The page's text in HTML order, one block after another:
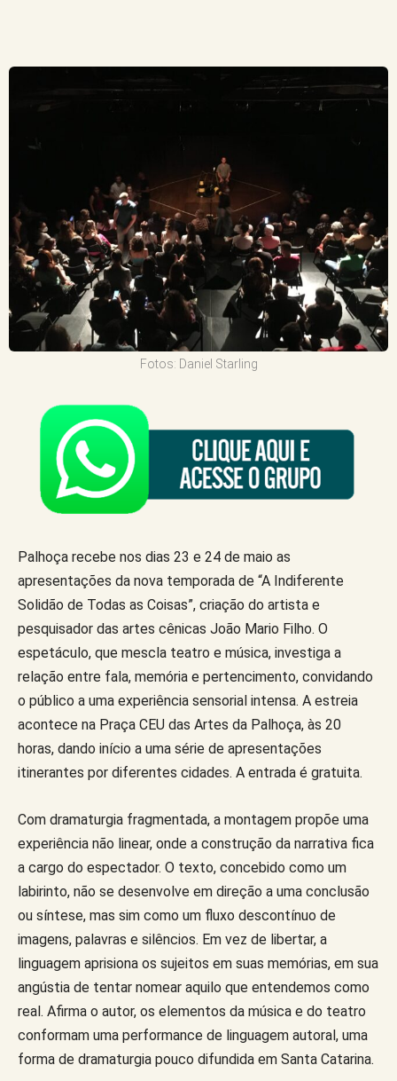
Fotos: Daniel Starling
Palhoça recebe nos dias 23 e 24 de maio as
apresentações da nova temporada de “A Indiferente
Solidão de Todas as Coisas”, criação do artista e
pesquisador das artes cênicas João Mario Filho. O
espetáculo, que mescla teatro e música, investiga a
relação entre fala, memória e pertencimento, convidando
o público a uma experiência sensorial intensa. A estreia
acontece na Praça CEU das Artes da Palhoça, às 20
horas, dando início a uma série de apresentações
itinerantes por diferentes cidades. A entrada é gratuita.
Com dramaturgia fragmentada, a montagem propõe uma
experiência não linear, onde a construção da narrativa fica
a cargo do espectador. O texto, concebido como um
labirinto, não se desenvolve em direção a uma conclusão
ou síntese, mas sim como um fluxo descontínuo de
imagens, palavras e silêncios. Em vez de libertar, a
linguagem aprisiona os sujeitos em suas memórias, em sua
angústia de tentar nomear aquilo que entendemos como
real. Afirma o autor, os elementos da música e do teatro
conformam uma performance de linguagem autoral, uma
forma de dramaturgia pouco difundida em Santa Catarina.